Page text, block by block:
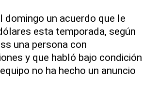
un acuerdo que le
esta temporada, según
una persona con
y que habló bajo condición
no ha hecho un anuncio